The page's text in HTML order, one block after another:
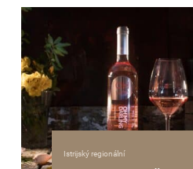
Istrijský regionální